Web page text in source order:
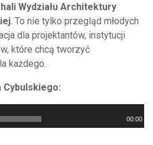
Wydziału Architektury
. To nie tylko przegląd młodych
dla projektantów, instytucji
które chcą tworzyć
każdego.
Cybulskiego:
00:00